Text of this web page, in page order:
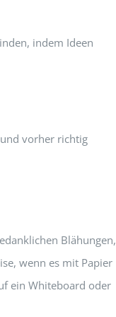
indem Ideen
vorher richtig
Blähungen,
wenn es mit Papier
ein Whiteboard oder